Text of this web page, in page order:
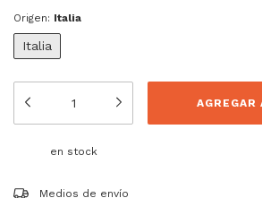
Origen: Italia
Italia
en stock
Entregas para el CP:
Medios de envío